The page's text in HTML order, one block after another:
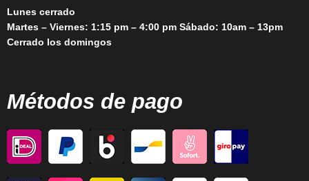
Lunes cerrado
Martes – Viernes: 1:15 pm – 4:00 pm Sábado: 10am – 13pm
Cerrado los domingos
Métodos de pago